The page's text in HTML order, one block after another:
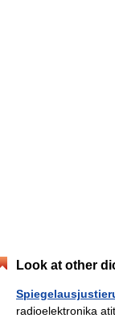
Look at other
radioelektronika